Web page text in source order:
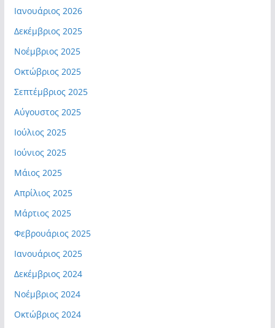
Ιανουάριος 2026
Δεκέμβριος 2025
Νοέμβριος 2025
Οκτώβριος 2025
Σεπτέμβριος 2025
Αύγουστος 2025
Ιούλιος 2025
Ιούνιος 2025
Μάιος 2025
Απρίλιος 2025
Μάρτιος 2025
Φεβρουάριος 2025
Ιανουάριος 2025
Δεκέμβριος 2024
Νοέμβριος 2024
Οκτώβριος 2024